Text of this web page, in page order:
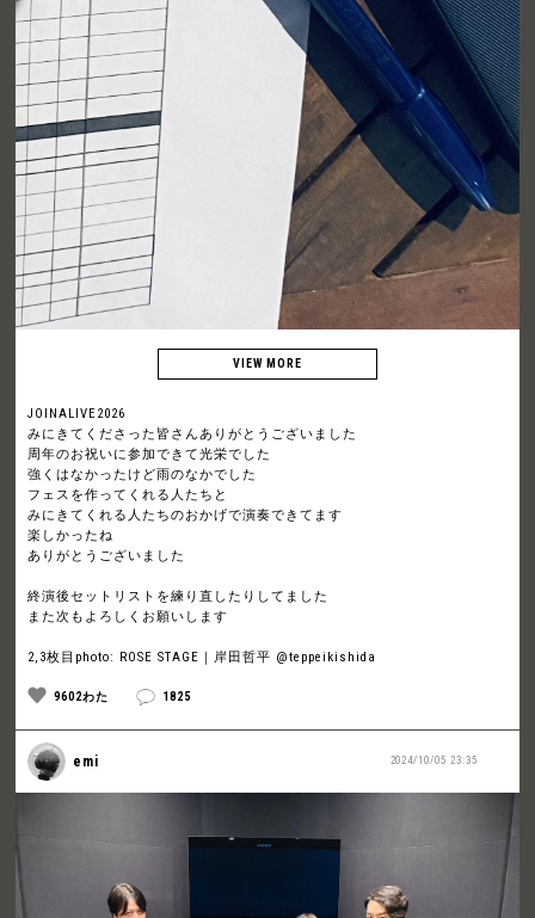
JOINALIVE2026
みにきてくださった皆さんありがとうございました
周年のお祝いに参加できて光栄でした
強くはなかったけど雨のなかでした
フェスを作ってくれる人たちと
みにきてくれる人たちのおかげで演奏できてます
楽しかったね
ありがとうございました
終演後セットリストを練り直したりしてました
また次もよろしくお願いします
2,3枚目photo: ROSE STAGE｜岸田哲平 @teppeikishida
9602わた 1825
2024/10/05 23:35
emi